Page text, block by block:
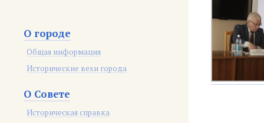
О городе
Общая информация
Исторические вехи города
О Совете
Историческая справка